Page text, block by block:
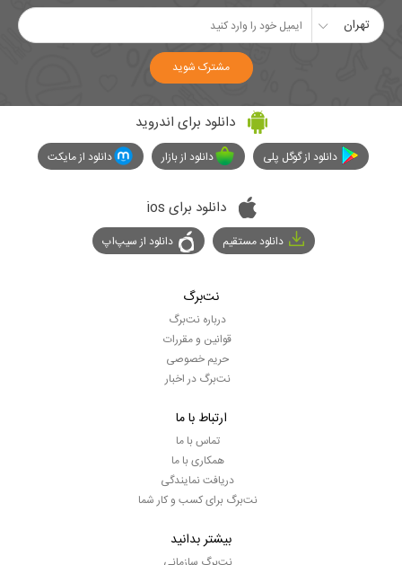
تهران
مشترک شوید
دانلود برای اندروید
دانلود از گوگل پلی دانلود از بازار دانلود از مایکت
دانلود برای ios
دانلود مستقیم دانلود از سیپ‌اپ
نت‌برگ
درباره نت‌برگ
قوانین و مقررات
حریم خصوصی
نت‌برگ در اخبار
ارتباط با ما
تماس با ما
همکاری با ما
دریافت نمایندگی
نت‌برگ برای کسب و کار شما
بیشتر بدانید